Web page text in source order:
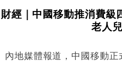
16:33
財經｜滙控重啟最多10
司
財經｜中國移動推消費級
老人
內地媒體報道，中國移動